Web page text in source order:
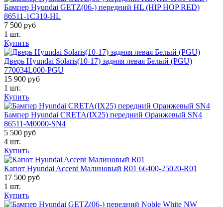
Бампер Hyundai GETZ(06-) передний HL (HIP HOP RED)
86511-1C310-HL
7 500 руб
1 шт.
Купить
Дверь Hyundai Solaris(10-17) задняя левая Белый (PGU)
770034L000-PGU
15 900 руб
1 шт.
Купить
Бампер Hyundai CRETA(IX25) передний Оранжевый SN4
86511-M0000-SN4
5 500 руб
4 шт.
Купить
Капот Hyundai Accent Малиновый R01 66400-25020-R01
17 500 руб
1 шт.
Купить